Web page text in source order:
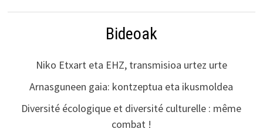
Bideoak
Niko Etxart eta EHZ, transmisioa urtez urte
Arnasguneen gaia: kontzeptua eta ikusmoldea
Diversité écologique et diversité culturelle : même
combat !